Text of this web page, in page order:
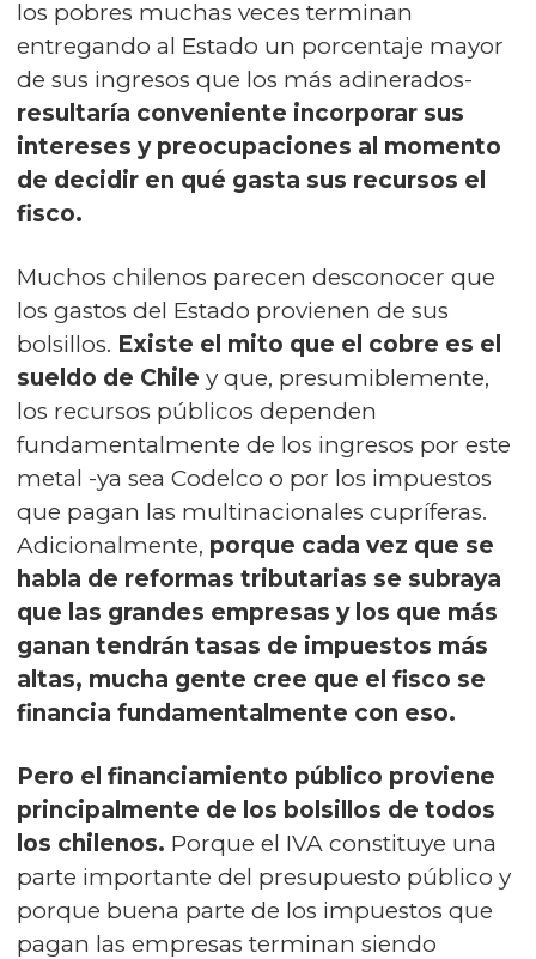
los pobres muchas veces terminan
entregando al Estado un porcentaje mayor
de sus ingresos que los más adinerados-
resultaría conveniente incorporar sus
intereses y preocupaciones al momento
de decidir en qué gasta sus recursos el
fisco.
Muchos chilenos parecen desconocer que
los gastos del Estado provienen de sus
bolsillos. Existe el mito que el cobre es el
sueldo de Chile y que, presumiblemente,
los recursos públicos dependen
fundamentalmente de los ingresos por este
metal -ya sea Codelco o por los impuestos
que pagan las multinacionales cupríferas.
Adicionalmente, porque cada vez que se
habla de reformas tributarias se subraya
que las grandes empresas y los que más
ganan tendrán tasas de impuestos más
altas, mucha gente cree que el fisco se
financia fundamentalmente con eso.
Pero el financiamiento público proviene
principalmente de los bolsillos de todos
los chilenos. Porque el IVA constituye una
parte importante del presupuesto público y
porque buena parte de los impuestos que
pagan las empresas terminan siendo